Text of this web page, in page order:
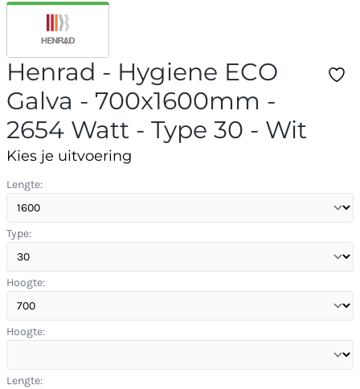
Henrad - Hygiene ECO
Galva - 700x1600mm -
2654 Watt - Type 30 - Wit
Kies je uitvoering
Lengte:
Type:
Hoogte:
Hoogte:
Lengte: